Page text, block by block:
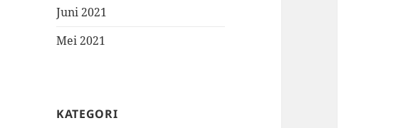
Juni 2021
Mei 2021
KATEGORI